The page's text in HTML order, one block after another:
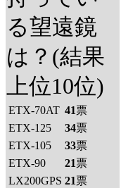
る望遠鏡
は？(結果
上位10位)
ETX-70AT 41票
ETX-125
34票
ETX-105
33票
ETX-90
21票
LX200GPS 21票